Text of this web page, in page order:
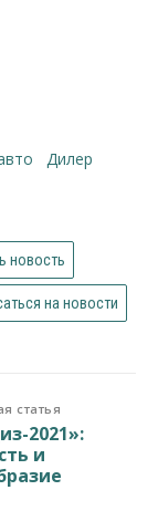
дилер
новость
на новости
статья
2021»:
и